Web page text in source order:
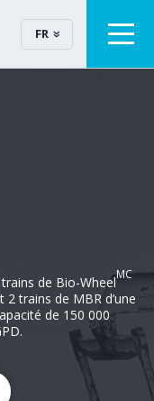
FR
de Bio-WheelMC
2 trains de MBR d’une
de 150 000